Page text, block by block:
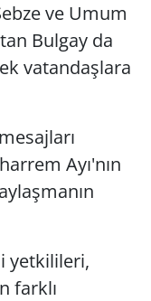
ve Umum
Bulgay da
vatandaşlara
Ayı'nın
yetkilileri,
farklı